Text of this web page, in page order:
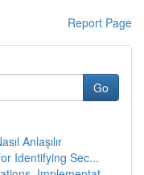
Report Page
Go
Anlaşılır
Identifying Sec...